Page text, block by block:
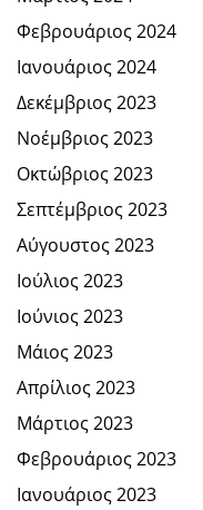
Φεβρουάριος 2024
Ιανουάριος 2024
Δεκέμβριος 2023
Νοέμβριος 2023
Οκτώβριος 2023
Σεπτέμβριος 2023
Αύγουστος 2023
Ιούλιος 2023
Ιούνιος 2023
Μάιος 2023
Απρίλιος 2023
Μάρτιος 2023
Φεβρουάριος 2023
Ιανουάριος 2023